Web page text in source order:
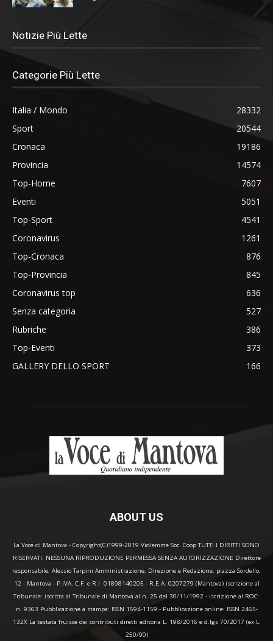
Notizie Più Lette
Categorie Più Lette
Italia / Mondo
28332
Sport
20544
Cronaca
19186
Provincia
14574
Top-Home
7607
Eventi
5051
Top-Sport
4541
Coronavirus
1261
Top-Cronaca
876
Top-Provincia
845
Coronavirus top
636
Senza categoria
527
Rubriche
386
Top-Eventi
373
GALLERY DELLO SPORT
166
ABOUT US
La Voce di Mantova - Copyright(C)1999-2019 Vidiemme Soc. Coop TUTTI I DIRITTI SONO
RISERVATI. NESSUNA RIPRODUZIONE PERMESSA SENZA AUTORIZZAZIONE Direttore
responsabile: Alessio Tarpini Amministrazione, Direzione e Redazione: piazza Sordello,
12 - Mantova - P.IVA, C.F. e R.I. 01898140205 - R.E.A. 0207279 (Mantova) iscrizione al
Tribunale: iscritta al Tribunale di Mantova al n. 25 del 30/11/1992 - iscrizione al ROC:
n. 9363 Pubblicazione a stampa: ISSN 1594-1159 - Pubblicazione online: ISSN 2465-
132X La testata fruisce dei contributi diretti editoria L. 198/2016 e d.lgs 70/2017 (ex L.
250/90)